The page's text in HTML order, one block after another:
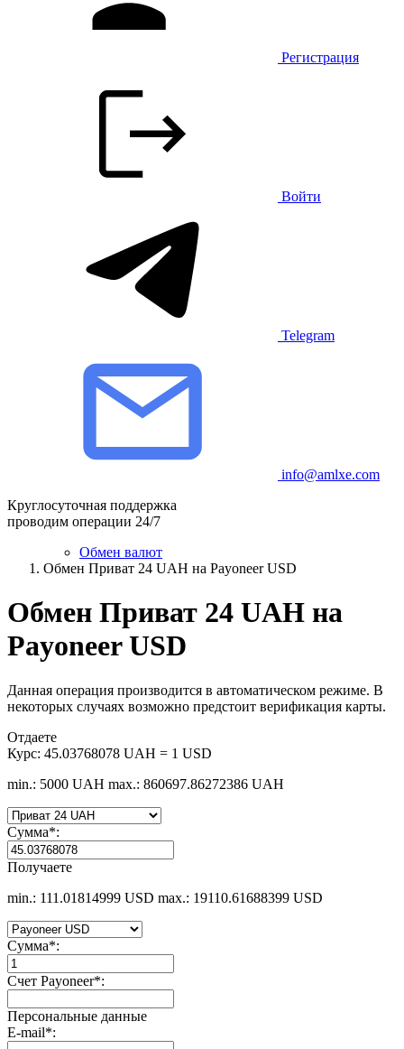
Регистрация
Войти
Telegram
info@amlxe.com
Круглосуточная поддержка
проводим операции 24/7
Обмен валют
Обмен Приват 24 UAH на Payoneer USD
Обмен Приват 24 UAH на
Payoneer USD
Данная операция производится в автоматическом режиме. В
некоторых случаях возможно предстоит верификация карты.
Отдаете
Курс: 45.03768078 UAH = 1 USD
min.: 5000 UAH max.: 860697.86272386 UAH
Сумма*:
Получаете
min.: 111.01814999 USD max.: 19110.61688399 USD
Сумма*:
Счет Payoneer*:
Персональные данные
E-mail*: